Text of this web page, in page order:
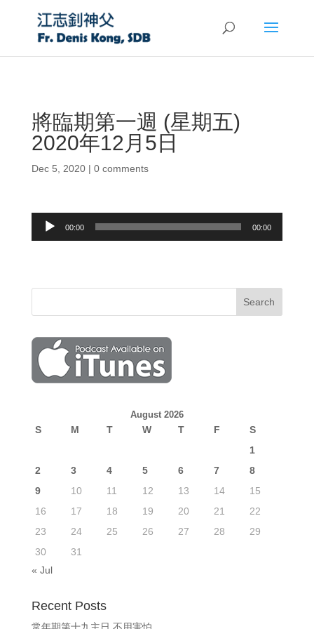
將臨期第一週 (星期五)
2020年12月5日
Dec 5, 2020| 0 comments
Audio
00:00 00:00
August 2026
S M T W T F
S
1
2
3 4 5 6 7
8
9
10 11 12 13 14
15
16
17 18 19 20 21
22
23
24 25 26 27 28
29
30
31
« Jul
Recent Posts